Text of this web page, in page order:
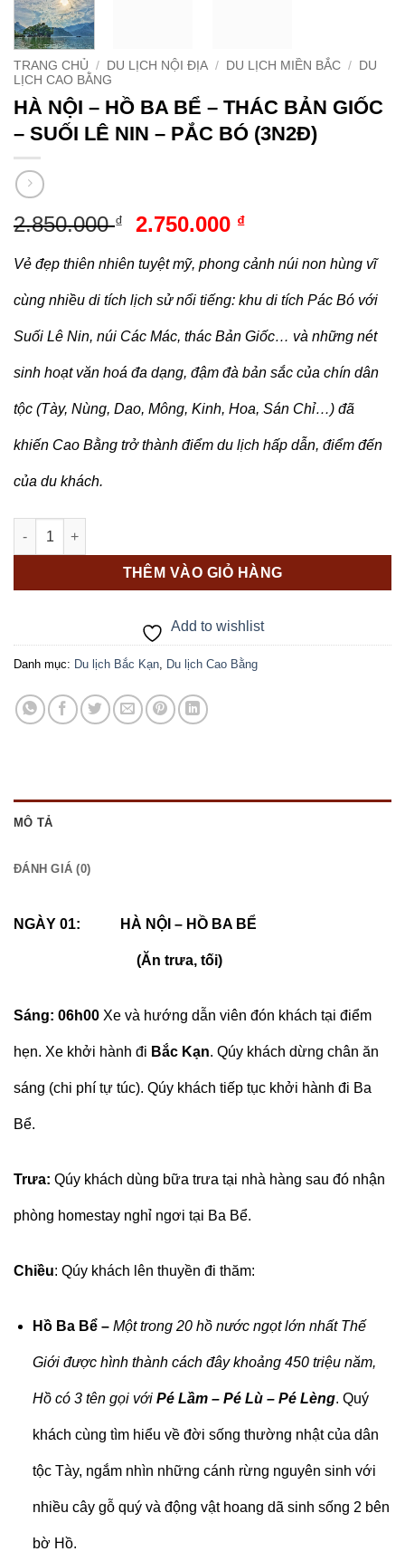
TRANG CHỦ / DU LỊCH NỘI ĐỊA / DU LỊCH MIỀN BẮC /
DU
LỊCH CAO BẰNG
HÀ NỘI – HỒ BA BỂ – THÁC BẢN GIỐC
– SUỐI LÊ NIN – PẮC BÓ (3N2Đ)
2.850.000₫
Giá
là:
2.850.000 ₫.
2.750.000 ₫Giá
tại
là:
2.750.000 ₫.
Vẻ đẹp thiên nhiên tuyệt mỹ, phong cảnh núi non hùng vĩ
cùng nhiều di tích lịch sử nổi tiếng: khu di tích Pác Bó với
Suối Lê Nin, núi Các Mác, thác Bản Giốc… và những nét
sinh hoạt văn hoá đa dạng, đậm đà bản sắc của chín dân
tộc (Tày, Nùng, Dao, Mông, Kinh, Hoa, Sán Chỉ…) đã
khiến Cao Bằng trở thành điểm du lịch hấp dẫn, điểm đến
của du khách.
HÀ NỘI – HỒ BA BỂ - THÁC BẢN GIỐC – SUỐI LÊ NIN – PẮC
THÊM VÀO GIỎ HÀNG
Add to wishlist
Danh mục: Du lịch Bắc Kạn, Du lịch Cao Bằng
MÔ TẢ
ĐÁNH GIÁ (0)
NGÀY 01: HÀ NỘI – HỒ BA BỂ
(Ăn trưa, tối)
Sáng: 06h00 Xe và hướng dẫn viên đón khách tại điểm
hẹn. Xe khởi hành đi Bắc Kạn. Qúy khách dừng chân ăn
sáng (chi phí tự túc). Qúy khách tiếp tục khởi hành đi Ba
Bể.
Trưa: Qúy khách dùng bữa trưa tại nhà hàng sau đó nhận
phòng homestay nghỉ ngơi tại Ba Bể.
Chiều: Qúy khách lên thuyền đi thăm:
Hồ Ba Bể – Một trong 20 hồ nước ngọt lớn nhất Thế
Giới được hình thành cách đây khoảng 450 triệu năm,
Hồ có 3 tên gọi với Pé Lầm – Pé Lù – Pé Lèng. Quý
khách cùng tìm hiểu về đời sống thường nhật của dân
tộc Tày, ngắm nhìn những cánh rừng nguyên sinh với
nhiều cây gỗ quý và động vật hoang dã sinh sống 2 bên
bờ Hồ.